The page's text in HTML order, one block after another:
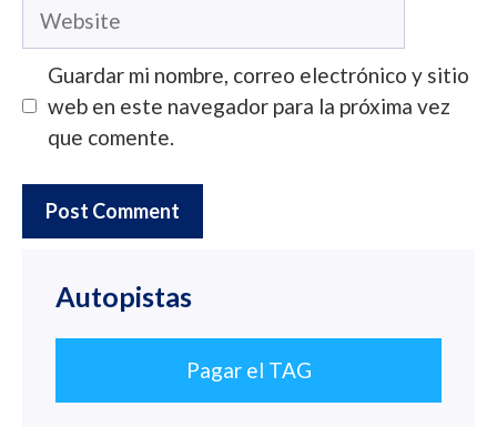
Guardar mi nombre, correo electrónico y sitio
web en este navegador para la próxima vez
que comente.
Autopistas
Pagar el TAG